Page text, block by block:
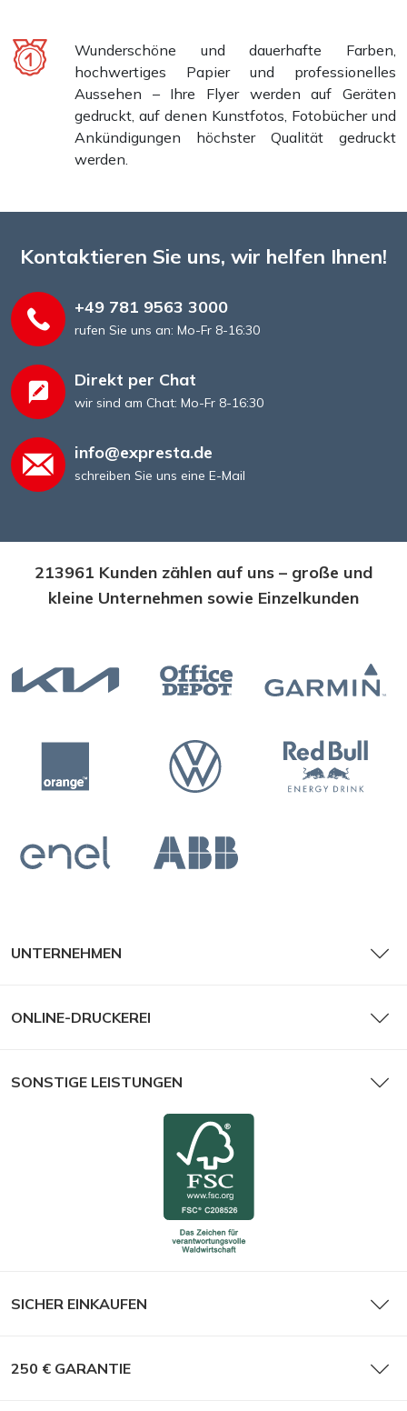
Wunderschöne und dauerhafte Farben,
hochwertiges Papier und professionelles
Aussehen – Ihre Flyer werden auf Geräten
gedruckt, auf denen Kunstfotos, Fotobücher und
Ankündigungen höchster Qualität gedruckt
werden.
Kontaktieren Sie uns, wir helfen Ihnen!
+49 781 9563 3000
rufen Sie uns an: Mo-Fr 8-16:30
Direkt per Chat
wir sind am Chat: Mo-Fr 8-16:30
info@expresta.de
schreiben Sie uns eine E-Mail
213961 Kunden zählen auf uns – große und
kleine Unternehmen sowie Einzelkunden
UNTERNEHMEN
ONLINE-DRUCKEREI
SONSTIGE LEISTUNGEN
SICHER EINKAUFEN
250 € GARANTIE